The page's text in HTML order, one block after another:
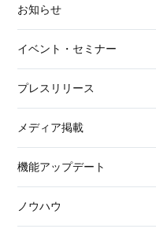
お知らせ
イベント・セミナー
プレスリリース
メディア掲載
機能アップデート
ノウハウ